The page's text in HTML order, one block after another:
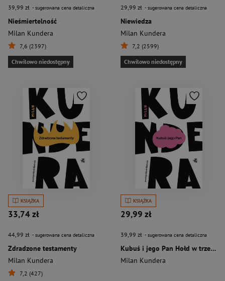
39,99 zł - sugerowana cena detaliczna
Nieśmiertelność
Milan Kundera
7,6 (2397)
Chwilowo niedostępny
29,99 zł - sugerowana cena detaliczna
Niewiedza
Milan Kundera
7,2 (2599)
Chwilowo niedostępny
KSIĄŻKA
33,74 zł
44,99 zł - sugerowana cena detaliczna
Zdradzone testamenty
Milan Kundera
7,2 (427)
KSIĄŻKA
29,99 zł
39,99 zł - sugerowana cena detaliczna
Kubuś i jego Pan Hołd w trzech aktach dla Denisa Diderota
Milan Kundera